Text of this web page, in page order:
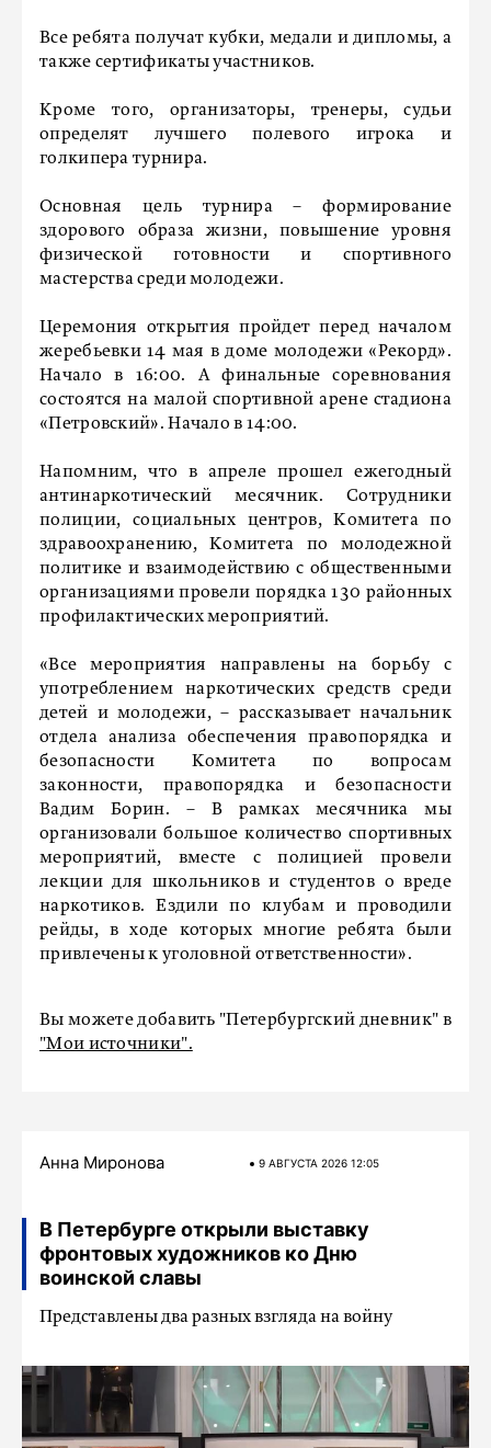
Все ребята получат кубки, медали и дипломы, а
также сертификаты участников.
Кроме того, организаторы, тренеры, судьи
определят лучшего полевого игрока и
голкипера турнира.
Основная цель турнира – формирование
здорового образа жизни, повышение уровня
физической готовности и спортивного
мастерства среди молодежи.
Церемония открытия пройдет перед началом
жеребьевки 14 мая в доме молодежи «Рекорд».
Начало в 16:00. А финальные соревнования
состоятся на малой спортивной арене стадиона
«Петровский». Начало в 14:00.
Напомним, что в апреле прошел ежегодный
антинаркотический месячник. Сотрудники
полиции, социальных центров, Комитета по
здравоохранению, Комитета по молодежной
политике и взаимодействию с общественными
организациями провели порядка 130 районных
профилактических мероприятий.
«Все мероприятия направлены на борьбу с
употреблением наркотических средств среди
детей и молодежи, – рассказывает начальник
отдела анализа обеспечения правопорядка и
безопасности Комитета по вопросам
законности, правопорядка и безопасности
Вадим Борин. – В рамках месячника мы
организовали большое количество спортивных
мероприятий, вместе с полицией провели
лекции для школьников и студентов о вреде
наркотиков. Ездили по клубам и проводили
рейды, в ходе которых многие ребята были
привлечены к уголовной ответственности».
Вы можете добавить "Петербургский дневник" в
"Мои источники".
Анна Миронова 9 АВГУСТА 2026 12:05
В Петербурге открыли выставку
фронтовых художников ко Дню
воинской славы
Представлены два разных взгляда на войну